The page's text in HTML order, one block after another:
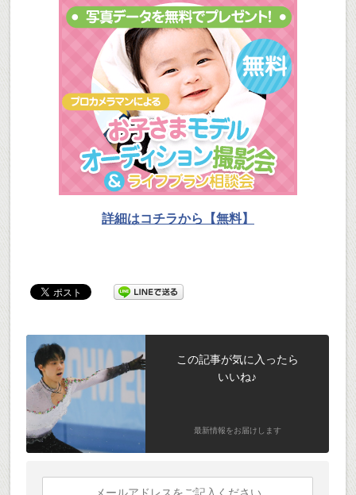
詳細はコチラから【無料】
この記事が気に入ったら
いいね♪
最新情報をお届けします